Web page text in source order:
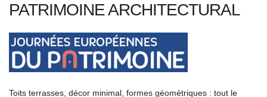
PATRIMOINE ARCHITECTURAL
Toits terrasses, décor minimal, formes géométriques : tout le